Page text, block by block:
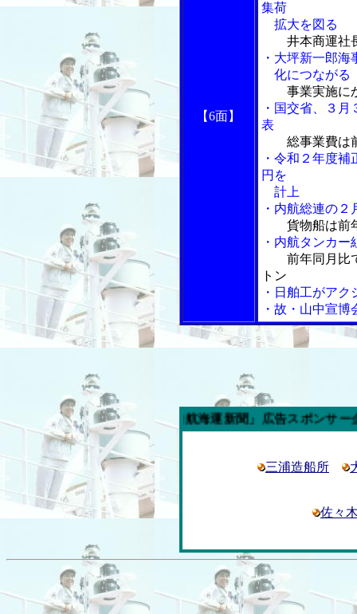
【6面】
集荷
拡大を図る
井本商運
・大坪新一郎
化につながる
事業実施に
・国交省、３
表
総事業費は
・令和２年度
円を
計上
・内航総連の
貨物船は前
・内航タンカ
前年同月比
トン
・日舶工がア
・故・山中宣
今週の「内航海運新聞」広告スポンサー企業
三浦造船所
佐々